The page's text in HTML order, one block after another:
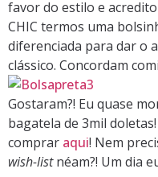
favor do estilo e
CHIC termos uma
diferenciada para dar o
clássico. Concordam
Gostaram?! Eu quase
bagatela de 3mil
comprar aqui! Nem
wish-listnéam?! Um dia